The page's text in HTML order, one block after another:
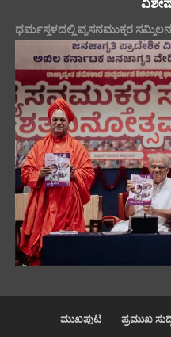
ಧರ್ಮಸ್ಥಳದಲ್ಲಿ ವ್ಯಸನಮುಕ್ತರ
ಮುಖಪುಟ ಪ್ರಮುಖ